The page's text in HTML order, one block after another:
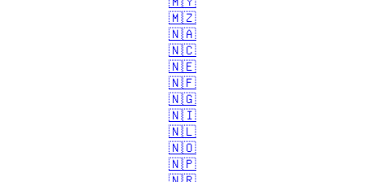
🇲🇿
🇳🇦
🇳🇨
🇳🇪
🇳🇫
🇳🇬
🇳🇮
🇳🇱
🇳🇴
🇳🇵